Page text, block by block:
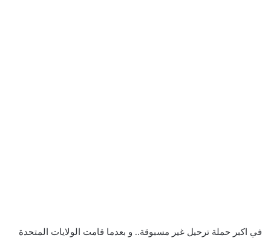
في اكبر حملة ترحيل غير مسبوقة.. و بعدما قامت الولايات المتحدة